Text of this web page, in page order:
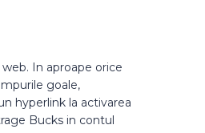
In aproape orice
goale,
hyperlink la activarea
Bucks in contul